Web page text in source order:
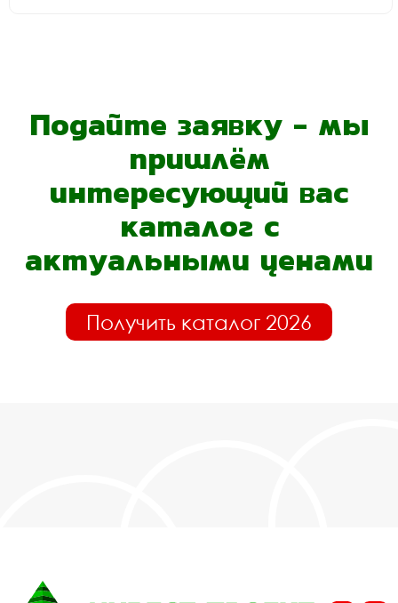
Подайте заявку - мы
пришлём
интересующий вас
каталог с
актуальными ценами
Получить каталог 2026